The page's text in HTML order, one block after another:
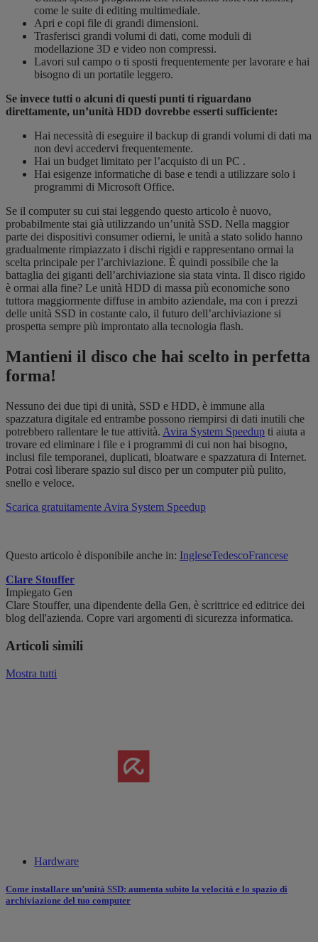
come le suite di editing multimediale.
Apri e copi file di grandi dimensioni.
Trasferisci grandi volumi di dati, come moduli di
modellazione 3D e video non compressi.
Lavori sul campo o ti sposti frequentemente per lavorare e hai
bisogno di un portatile leggero.
Se invece tutti o alcuni di questi punti ti riguardano
direttamente, un’unità HDD dovrebbe esserti sufficiente:
Hai necessità di eseguire il backup di grandi volumi di dati ma
non devi accedervi frequentemente.
Hai un budget limitato per l’acquisto di un PC .
Hai esigenze informatiche di base e tendi a utilizzare solo i
programmi di Microsoft Office.
Se il computer su cui stai leggendo questo articolo è nuovo,
probabilmente stai già utilizzando un’unità SSD. Nella maggior
parte dei dispositivi consumer odierni, le unità a stato solido hanno
gradualmente rimpiazzato i dischi rigidi e rappresentano ormai la
scelta principale per l’archiviazione. È quindi possibile che la
battaglia dei giganti dell’archiviazione sia stata vinta. Il disco rigido
è ormai alla fine? Le unità HDD di massa più economiche sono
tuttora maggiormente diffuse in ambito aziendale, ma con i prezzi
delle unità SSD in costante calo, il futuro dell’archiviazione si
prospetta sempre più improntato alla tecnologia flash.
Mantieni il disco che hai scelto in perfetta
forma!
Nessuno dei due tipi di unità, SSD e HDD, è immune alla
spazzatura digitale ed entrambe possono riempirsi di dati inutili che
potrebbero rallentare le tue attività. Avira System Speedup ti aiuta a
trovare ed eliminare i file e i programmi di cui non hai bisogno,
inclusi file temporanei, duplicati, bloatware e spazzatura di Internet.
Potrai così liberare spazio sul disco per un computer più pulito,
snello e veloce.
Scarica gratuitamente Avira System Speedup
Questo articolo è disponibile anche in: IngleseTedescoFrancese
Clare Stouffer
Impiegato Gen
Clare Stouffer, una dipendente della Gen, è scrittrice ed editrice dei
blog dell'azienda. Copre vari argomenti di sicurezza informatica.
Articoli simili
Mostra tutti
Hardware
Come installare un’unità SSD: aumenta subito la velocità e lo spazio di
archiviazione del tuo computer